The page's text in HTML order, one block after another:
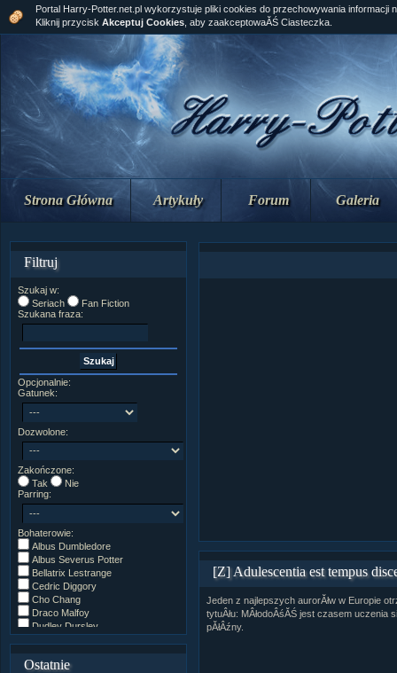
Strona Główna Artykuły Forum Galeria
Filtruj
Szukaj w:
Seriach
Fan Fiction
Szukana fraza:
Opcjonalnie:
Gatunek:
Dozwolone:
Zakończone:
Tak
Nie
Parring:
Bohaterowie:
Albus Dumbledore
Albus Severus Potter
Bellatrix Lestrange
Cedric Diggory
Cho Chang
Draco Malfoy
Dudley Dursley
Godryk Gryffindor
Ostatnie
Portal Harry-Potter.net.pl wykorzystuje pliki cookies do przechowywania informacji
Kliknij przycisk Akceptuj Cookies , aby zaakceptowaĂŚ Ciasteczka.
[Z] Adulescentia est tempus
Jeden z najlepszych aurorĂłw w Europie
tytuÂłu: MÂłodoÂśĂŚ jest czasem uczenia
pĂłÂźny.